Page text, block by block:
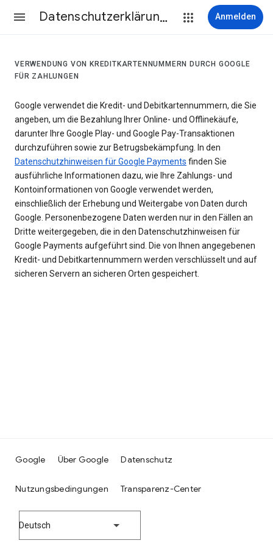
Datenschutzerklärung & Nutzungsbedingungen Anmelden
VERWENDUNG VON KREDITKARTENNUMMERN DURCH GOOGLE
FÜR ZAHLUNGEN
Google verwendet die Kredit- und Debitkartennummern, die Sie
angeben, um die Bezahlung Ihrer Online- und Offlinekäufe,
darunter Ihre Google Play- und Google Pay-Transaktionen
durchzuführen sowie zur Betrugsbekämpfung. In den
Datenschutzhinweisen für Google Payments finden Sie
ausführliche Informationen dazu, wie Ihre Zahlungs- und
Kontoinformationen von Google verwendet werden,
einschließlich der Erhebung und Weitergabe von Daten durch
Google. Personenbezogene Daten werden nur in den Fällen an
Dritte weitergegeben, die in den Datenschutzhinweisen für
Google Payments aufgeführt sind. Die von Ihnen angegebenen
Kredit- und Debitkartennummern werden verschlüsselt und auf
sicheren Servern an sicheren Orten gespeichert.
Google Über Google Datenschutz
Nutzungsbedingungen Transparenz-Center
Deutsch